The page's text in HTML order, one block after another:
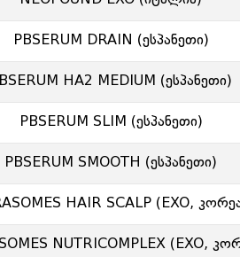
PBSERUM DRAIN (ესპანეთი)
HA2 MEDIUM (ესპანეთი)
PBSERUM SLIM (ესპანეთი)
PBSERUM SMOOTH (ესპანეთი)
HAIR SCALP (EXO,
NUTRICOMPLEX (EXO,